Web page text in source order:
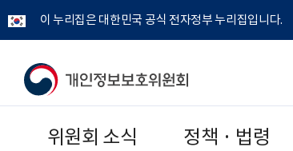
이 누리집은 대한민국 공식 전자정부 누리집입니다.
개
위원회 소식 정책 · 법령